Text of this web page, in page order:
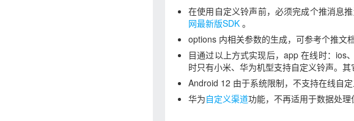
在使用自定义铃声前，必须完成个推消息
网最新版SDK 。
options 内相关参数的生成，可参考个推文档
目通过以上方式实现后，app 在线时：ios
时只有小米、华为机型支持自定义铃声。
Android 12 由于系统限制，不支持在线自定
华为自定义渠道功能，不再适用于数据处